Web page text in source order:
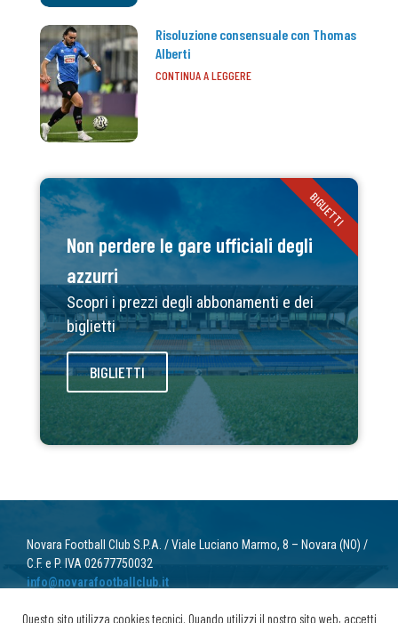
Risoluzione consensuale con Thomas
Alberti
CONTINUA A LEGGERE
Non perdere le gare ufficiali degli
azzurri
Scopri i prezzi degli abbonamenti e dei
biglietti
BIGLIETTI
BIGLIETTI
Novara Football Club S.P.A. / Viale Luciano Marmo, 8 – Novara (NO) /
C.F. e P. IVA 02677750032
info@novarafootballclub.it
© 2022 Novara Football Club. Tutti i diritti riservati.
Questo sito utilizza cookies tecnici. Quando utilizzi il nostro sito web, accetti